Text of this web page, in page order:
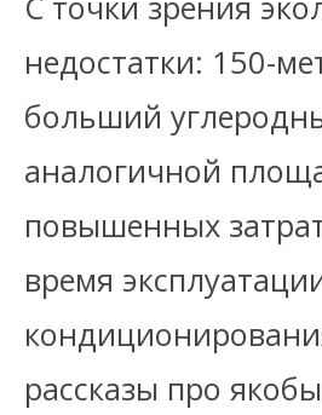
недостатки: 150-
больший
аналогичной
повышенных
время
рассказы про